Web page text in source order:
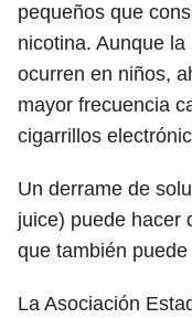
pequeños que
nicotina. Aunque
ocurren en niños,
mayor frecuencia
cigarrillos
Un derrame de
juice) puede hacer
que también
La Asociación